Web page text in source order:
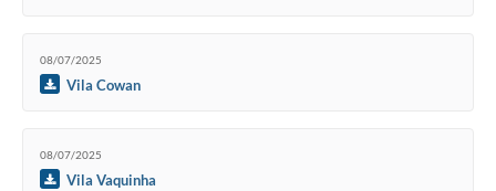
08/07/2025
Vila Cowan
08/07/2025
Vila Vaquinha